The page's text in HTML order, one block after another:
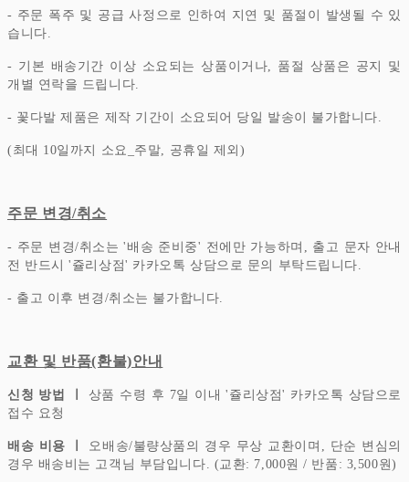
- 주문 폭주 및 공급 사정으로 인하여 지연 및 품절이 발생될 수 있
습니다.
- 기본 배송기간 이상 소요되는 상품이거나, 품절 상품은 공지 및
개별 연락을 드립니다.
- 꽃다발 제품은 제작 기간이 소요되어 당일 발송이 불가합니다.
(최대 10일까지 소요_주말, 공휴일 제외)
주문 변경/취소
- 주문 변경/취소는 '배송 준비중' 전에만 가능하며, 출고 문자 안내
전 반드시 '쥴리상점' 카카오톡 상담으로 문의 부탁드립니다.
- 출고 이후 변경/취소는 불가합니다.
교환 및 반품(환불)안내
신청 방법 ㅣ 상품 수령 후 7일 이내 '쥴리상점' 카카오톡 상담으로
접수 요청
배송 비용 ㅣ
오배송/불량상품의 경우 무상 교환이며, 단순 변심의
경우 배송비는 고객님 부담입니다. (교환: 7,000원 / 반품: 3,500원)